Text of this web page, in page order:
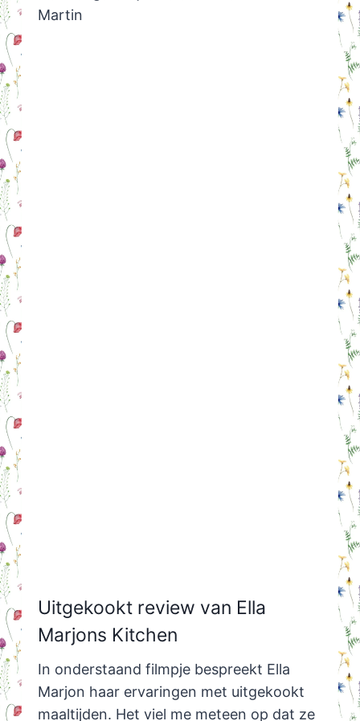
Martin
Uitgekookt review van Ella
Marjons Kitchen
In onderstaand filmpje bespreekt Ella
Marjon haar ervaringen met uitgekookt
maaltijden. Het viel me meteen op dat ze